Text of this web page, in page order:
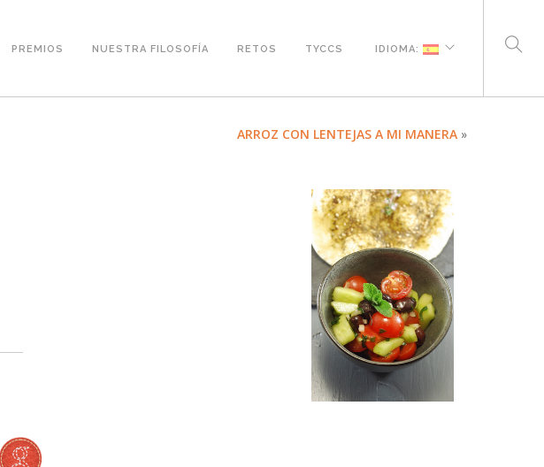
PREMIOS NUESTRA FILOSOFÍA RETOS TYCCS IDIOMA:
ARROZ CON LENTEJAS A MI MANERA »